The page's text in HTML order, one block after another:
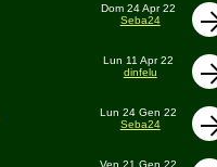
Dom 24 Apr 22
Seba24
Lun 11 Apr 22
dinfelu
Lun 24 Gen 22
Seba24
Ven 21 Gen 22